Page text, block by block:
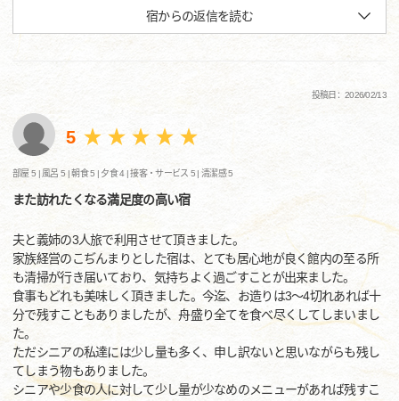
宿からの返信を読む
投稿日：2026/02/13
5
部屋 5 |風呂 5 |朝食 5 | 夕食 4 |接客・サービス 5 |清潔感 5
また訪れたくなる満足度の高い宿
夫と義姉の3人旅で利用させて頂きました。
家族経営のこぢんまりとした宿は、とても居心地が良く館内の至る所
も清掃が行き届いており、気持ちよく過ごすことが出来ました。
食事もどれも美味しく頂きました。今迄、お造りは3～4切れあれば十
分で残すこともありましたが、舟盛り全てを食べ尽くしてしまいまし
た。
ただシニアの私達には少し量も多く、申し訳ないと思いながらも残し
てしまう物もありました。
シニアや少食の人に対して少し量が少なめのメニューがあれば残すこ